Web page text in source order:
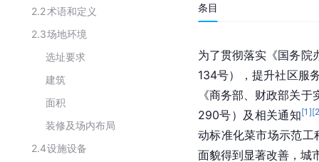
2.2术语和定义
2.3场地环境
选址要求
建筑
面积
装修及场内布局
2.4设施设备
条目
为了贯彻落实《国务院
134号），提升社区服
《商务部、财政部关
290号）及相关通知[1 ][
动标准化菜市场示范工
面貌得到显著改善，城